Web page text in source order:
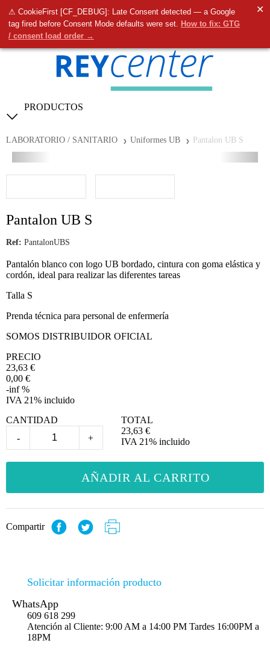
⚠ CookieFirst [CF_DEBUG]: Late Consent detected — a Google
tag fired before Consent Mode defaults were set. How to fix: GTG
/ consent load order →
✕
0
PRODUCTOS
LABORATORIO / SANITARIO Uniformes UB Pantalon UB S
Pantalon UB S
Ref: PantalonUBS
Pantalón blanco con logo UB bordado, cintura con goma elástica y
cordón, ideal para realizar las diferentes tareas
Talla S
Prenda técnica para personal de enfermería
SOMOS DISTRIBUIDOR OFICIAL
PRECIO
23,63 €
0,00 €
-inf %
IVA 21% incluido
CANTIDAD
-
+
TOTAL
23,63 €
IVA 21% incluido
AÑADIR AL CARRITO
Compartir
Solicitar información producto
WhatsApp
609 618 299
Atención al Cliente: 9:00 AM a 14:00 PM Tardes 16:00PM a
18PM